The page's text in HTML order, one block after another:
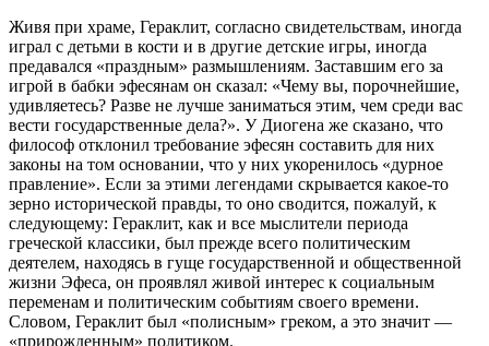
Живя при храме, Гераклит, согласно свидетельствам, иногда
играл с детьми в кости и в другие детские игры, иногда
предавался «праздным» размышлениям. Заставшим его за
игрой в бабки эфесянам он сказал: «Чему вы, порочнейшие,
удивляетесь? Разве не лучше заниматься этим, чем среди вас
вести государственные дела?». У Диогена же сказано, что
философ отклонил требование эфесян составить для них
законы на том основании, что у них укоренилось «дурное
правление». Если за этими легендами скрывается какое-то
зерно исторической правды, то оно сводится, пожалуй, к
следующему: Гераклит, как и все мыслители периода
греческой классики, был прежде всего политическим
деятелем, находясь в гуще государственной и общественной
жизни Эфеса, он проявлял живой интерес к социальным
переменам и политическим событиям своего времени.
Словом, Гераклит был «полисным» греком, а это значит —
«прирожденным» политиком.